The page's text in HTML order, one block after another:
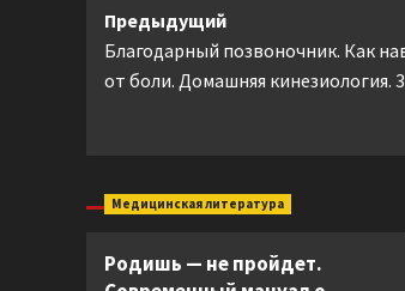
Навигация
записи
Предыдущий
Благодарный позвоночник. Как
от боли. Домашняя кинезиология.
Медицинская литература
Родишь — не пройдет.